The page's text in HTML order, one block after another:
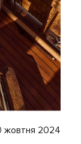
жовтня 2024